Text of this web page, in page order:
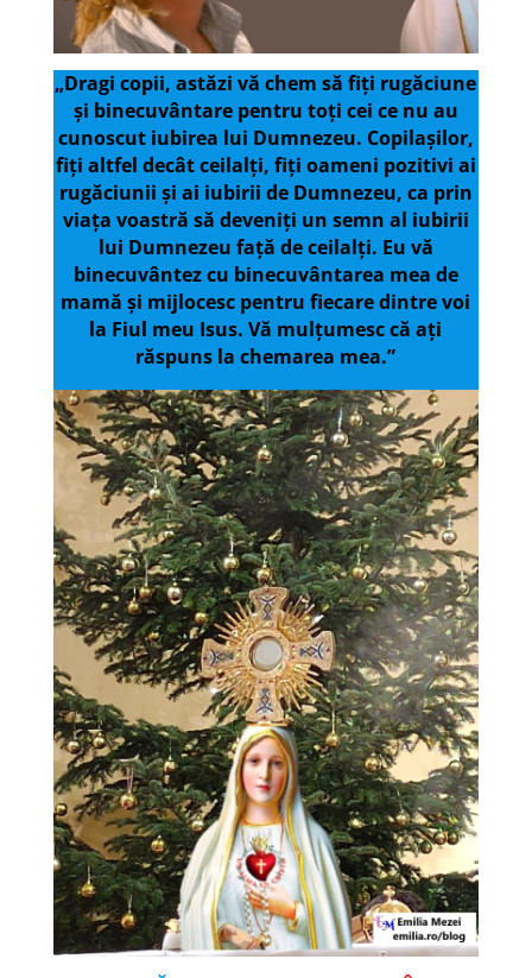
„Dragi copii, astăzi vă chem să fiți rugăciune
și binecuvântare pentru toți cei ce nu au
cunoscut iubirea lui Dumnezeu. Copilașilor,
fiți altfel decât ceilalți, fiți oameni pozitivi ai
rugăciunii și ai iubirii de Dumnezeu, ca prin
viața voastră să deveniți un semn al iubirii
lui Dumnezeu față de ceilalți. Eu vă
binecuvântez cu binecuvântarea mea de
mamă și mijlocesc pentru fiecare dintre voi
la Fiul meu Isus. Vă mulțumesc că ați
răspuns la chemarea mea.”